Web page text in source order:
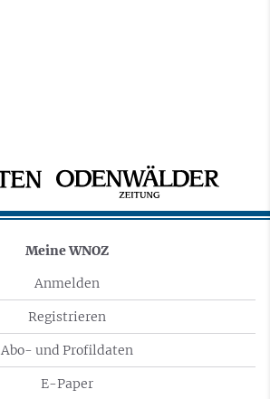
Meine WNOZ
Anmelden
Registrieren
Abo- und Profildaten
E-Paper